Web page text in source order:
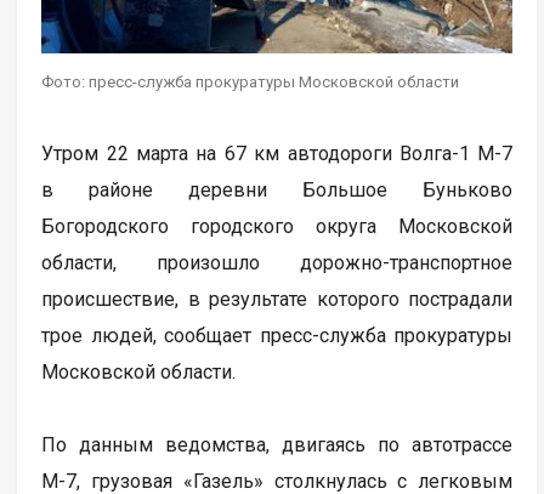
Фото: пресс-служба прокуратуры Московской области
Утром 22 марта на 67 км автодороги Волга-1 М-7
в районе деревни Большое Буньково
Богородского городского округа Московской
области, произошло дорожно-транспортное
происшествие, в результате которого пострадали
трое людей, сообщает пресс-служба прокуратуры
Московской области.
По данным ведомства, двигаясь по автотрассе
М-7, грузовая «Газель» столкнулась с легковым